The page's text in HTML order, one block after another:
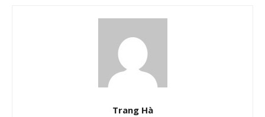
Trang Hà